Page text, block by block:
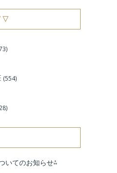
(554)
いてのお知らせ⁂